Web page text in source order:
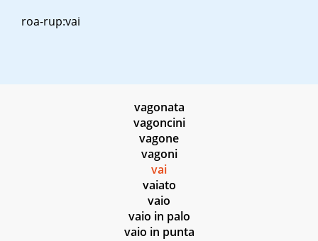
roa-rup:vai
vagonata
vagoncini
vagone
vagoni
vai
vaiato
vaio
vaio in palo
vaio in punta